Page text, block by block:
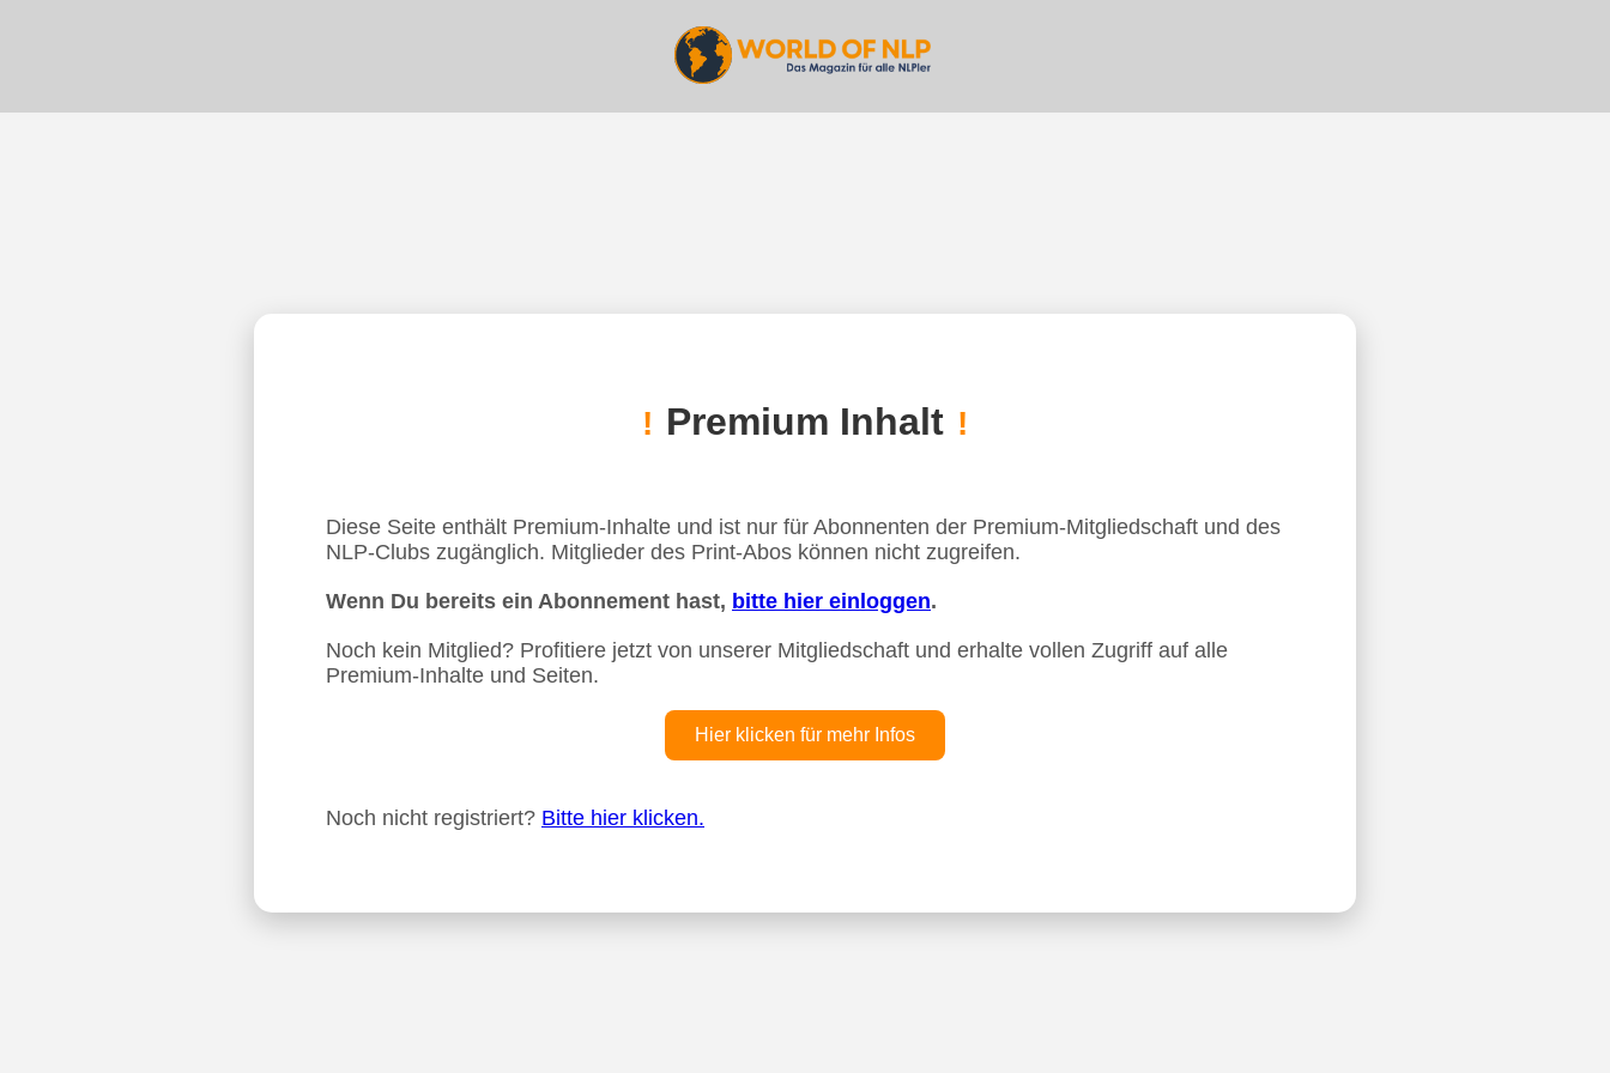
! Premium Inhalt !
Diese Seite enthält Premium-Inhalte und ist nur für Abonnenten der Premium-Mitgliedschaft und des
NLP-Clubs zugänglich. Mitglieder des Print-Abos können nicht zugreifen.
Wenn Du bereits ein Abonnement hast, bitte hier einloggen.
Noch kein Mitglied? Profitiere jetzt von unserer Mitgliedschaft und erhalte vollen Zugriff auf alle
Premium-Inhalte und Seiten.
Hier klicken für mehr Infos
Noch nicht registriert? Bitte hier klicken.